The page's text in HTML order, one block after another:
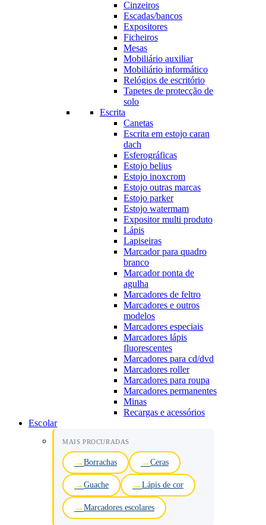
Cinzeiros
Escadas/bancos
Expositores
Ficheiros
Mesas
Mobiliário auxiliar
Mobiliário informático
Relógios de escritório
Tapetes de protecção de
solo
Escrita
Canetas
Escrita em estojo caran
dach
Esferográficas
Estojo belius
Estojo inoxcrom
Estojo outras marcas
Estojo parker
Estojo watermam
Expositor multi produto
Lápis
Lapiseiras
Marcador para quadro
branco
Marcador ponta de
agulha
Marcadores de feltro
Marcadores e outros
modelos
Marcadores especiais
Marcadores lápis
fluorescentes
Marcadores para cd/dvd
Marcadores roller
Marcadores para roupa
Marcadores permanentes
Minas
Recargas e acessórios
Escolar
MAIS PROCURADAS
Borrachas Ceras
Guache Lápis de cor
Marcadores escolares